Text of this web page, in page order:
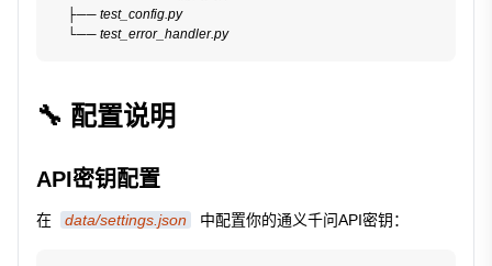
    ├── test_config.py
    └── test_error_handler.py
🔧 配置说明
API密钥配置
在 data/settings.json 中配置你的通义千问API密钥：